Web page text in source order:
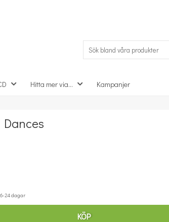
Hitta mer via... Kampanjer
24 dagar
KÖP